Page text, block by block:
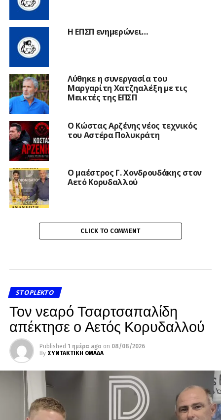
Η ΕΠΣΠ ενημερώνει…
Λύθηκε η συνεργασία του
Μαργαρίτη Χατζηαλέξη με τις
Μεικτές της ΕΠΣΠ
Ο Κώστας Αρζένης νέος τεχνικός
του Αστέρα Πολυκράτη
Ο μαέστρος Γ. Χονδρουδάκης στον
Αετό Κορυδαλλού
CLICK TO COMMENT
STOPLEKTO
Τον νεαρό Τσαρτσαπαλίδη
απέκτησε ο Αετός Κορυδαλλού
Published 1 ημέρα ago on 08/08/2026
By ΣΥΝΤΑΚΤΙΚΗ ΟΜΑΔΑ